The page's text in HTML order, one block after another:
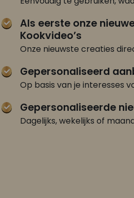
Als eerste onze
Kookvideo’s
Onze nieuwste creaties
Gepersonaliseerd
Op basis van je interesses
Gepersonaliseerde
Dagelijks, wekelijks of